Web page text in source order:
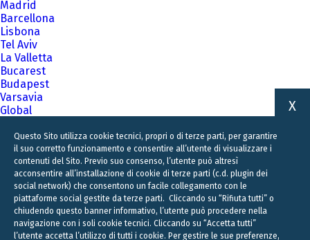
Madrid
Barcellona
Lisbona
Tel Aviv
La Valletta
Bucarest
Budapest
Varsavia
Global
Questo Sito utilizza cookie tecnici, propri o di terze parti, per garantire
il suo corretto funzionamento e consentire all’utente di visualizzare i
contenuti del Sito. Previo suo consenso, l’utente può altresì
acconsentire all’installazione di cookie di terze parti (c.d. plugin dei
social network) che consentono un facile collegamento con le
piattaforme social gestite da terze parti. Cliccando su “Rifiuta tutti” o
chiudendo questo banner informativo, l’utente può procedere nella
navigazione con i soli cookie tecnici. Cliccando su “Accetta tutti”
l’utente accetta l’utilizzo di tutti i cookie. Per gestire le sue preferenze,
X